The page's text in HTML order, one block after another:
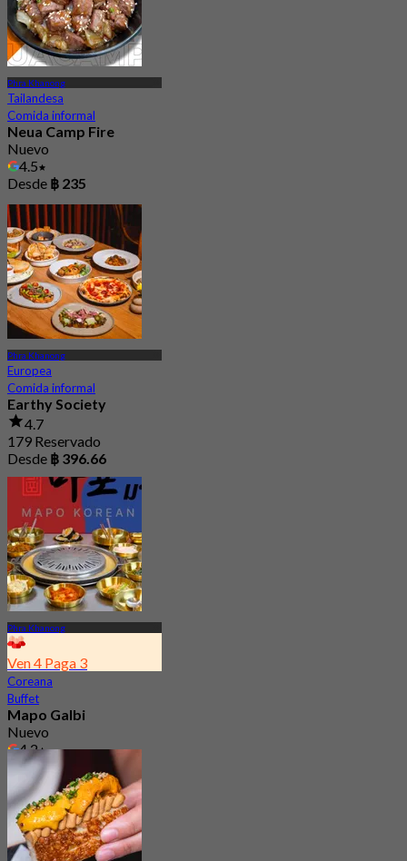
Phra Khanong
Tailandesa
Comida informal
Neua Camp Fire
Nuevo
4.5
Desde ฿ 235
Phra Khanong
Europea
Comida informal
Earthy Society
4.7
179 Reservado
Desde ฿ 396.66
Phra Khanong
Ven 4 Paga 3
Coreana
Buffet
Mapo Galbi
Nuevo
4.2
Desde฿ 246.75